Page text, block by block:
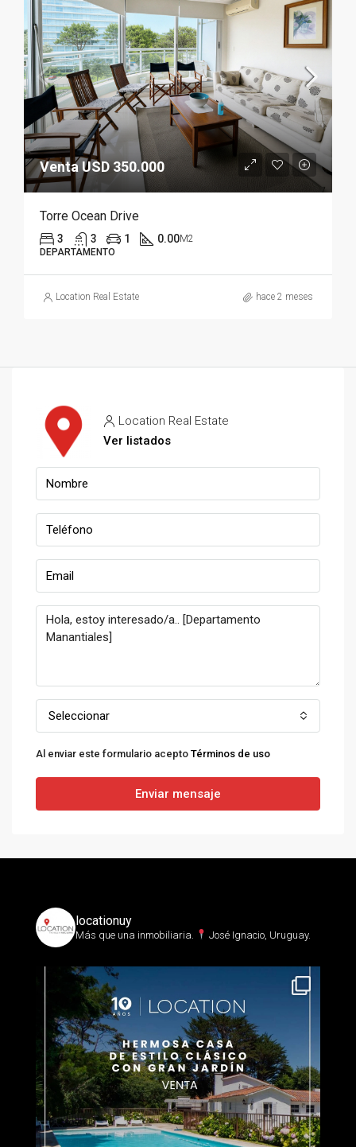
Venta USD 350.000
Torre Ocean Drive
3 3 1 0.00M2
DEPARTAMENTO
Location Real Estate hace 2 meses
Location Real Estate
Ver listados
Seleccionar
Al enviar este formulario acepto Términos de uso
Enviar mensaje
locationuy
Más que una inmobiliaria.⁣ José Ignacio, Uruguay.